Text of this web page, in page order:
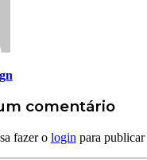
comentário
fazer o login para